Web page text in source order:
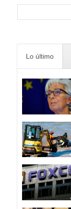
Lo último